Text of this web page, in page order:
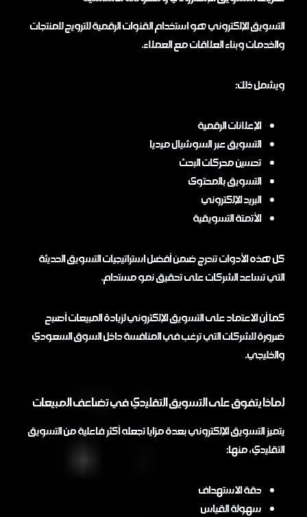
التسويق الإلكتروني هو استخدام القنوات الرقمية للترويج للمنتجات
والخدمات وبناء العلاقات مع العملاء.
ويشمل ذلك:
الإعلانات الرقمية
التسويق عبر السوشيال ميديا
تحسين محركات البحث
التسويق بالمحتوى
البريد الإلكتروني
الأتمتة التسويقية
كل هذه الأدوات تندرج ضمن أفضل استراتيجيات التسويق الحديثة
التي تساعد الشركات على تحقيق نمو مستدام.
كما أن الاعتماد على التسويق الإلكتروني لزيادة المبيعات أصبح
ضرورة للشركات التي ترغب في المنافسة داخل السوق السعودي
والخليجي.
لماذا يتفوق على التسويق التقليدي في تضاعف المبيعات
يتميز التسويق الإلكتروني بعدة مزايا تجعله أكثر فاعلية من التسويق
التقليدي، منها:
دقة الاستهداف
سهولة القياس